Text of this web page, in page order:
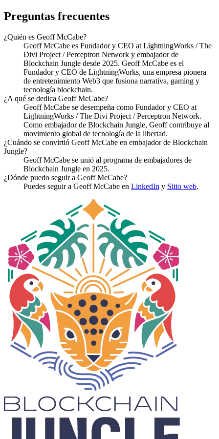
Preguntas frecuentes
¿Quién es Geoff McCabe?
Geoff McCabe es Fundador y CEO at LightningWorks / The
Divi Project / Perceptron Network y embajador de
Blockchain Jungle desde 2025. Geoff McCabe es el
Fundador y CEO de LightningWorks, una empresa pionera
de entretenimiento Web3 que fusiona narrativa, gaming y
tecnología blockchain.
¿A qué se dedica Geoff McCabe?
Geoff McCabe se desempeña como Fundador y CEO at
LightningWorks / The Divi Project / Perceptron Network.
Como embajador de Blockchain Jungle, Geoff contribuye al
movimiento global de tecnología de la libertad.
¿Cuándo se convirtió Geoff McCabe en embajador de Blockchain
Jungle?
Geoff McCabe se unió al programa de embajadores de
Blockchain Jungle en 2025.
¿Dónde puedo seguir a Geoff McCabe?
Puedes seguir a Geoff McCabe en LinkedIn y Sitio web.